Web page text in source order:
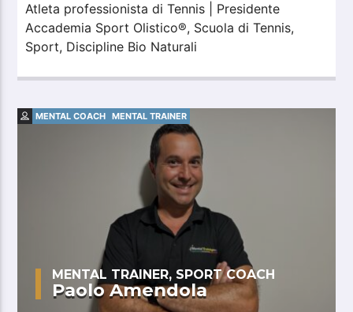
Atleta professionista di Tennis | Presidente
Accademia Sport Olistico®, Scuola di Tennis,
Sport, Discipline Bio Naturali
MENTAL COACH MENTAL TRAINER
MENTAL TRAINER, SPORT COACH
Paolo Amendola